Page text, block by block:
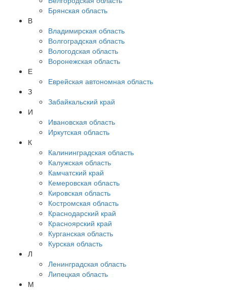
Брянская область
В
Владимирская область
Волгоградская область
Вологодская область
Воронежская область
Е
Еврейская автономная область
З
Забайкальский край
И
Ивановская область
Иркутская область
К
Калининградская область
Калужская область
Камчатский край
Кемеровская область
Кировская область
Костромская область
Краснодарский край
Красноярский край
Курганская область
Курская область
Л
Ленинградская область
Липецкая область
М